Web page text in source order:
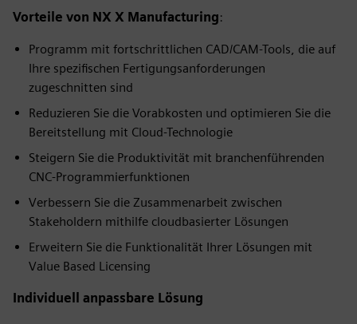
Vorteile von NX X Manufacturing:
Programm mit fortschrittlichen CAD/CAM-Tools, die auf
Ihre spezifischen Fertigungsanforderungen
zugeschnitten sind
Reduzieren Sie die Vorabkosten und optimieren Sie die
Bereitstellung mit Cloud-Technologie
Steigern Sie die Produktivität mit branchenführenden
CNC-Programmierfunktionen
Verbessern Sie die Zusammenarbeit zwischen
Stakeholdern mithilfe cloudbasierter Lösungen
Erweitern Sie die Funktionalität Ihrer Lösungen mit
Value Based Licensing
Individuell anpassbare Lösung